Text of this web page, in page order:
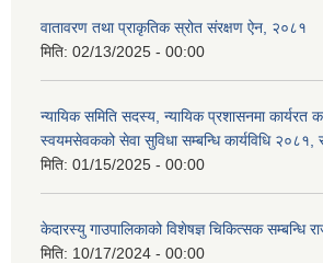
वातावरण तथा प्राकृतिक स्रोत संरक्षण ऐन, २०८१
मिति: 02/13/2025 - 00:00
न्यायिक समिति सदस्य, न्यायिक प्रशासनमा कार्यरत
स्वयमसेवकको सेवा सुविधा सम्बन्धि कार्यविधि २०८१,
मिति: 01/15/2025 - 00:00
केदारस्यु गाउपालिकाको विशेषज्ञ चिकित्सक सम्बन्धि
मिति: 10/17/2024 - 00:00